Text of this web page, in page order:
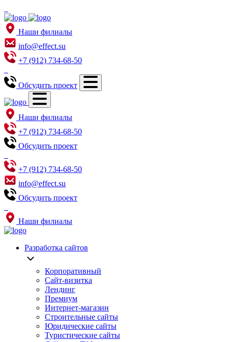
Наши филиалы
info@effect.su
+7 (912) 734-68-50
Обсудить проект
Наши филиалы
+7 (912) 734-68-50
Обсудить проект
+7 (912) 734-68-50
info@effect.su
Обсудить проект
Наши филиалы
Разработка сайтов
Корпоративный
Сайт-визитка
Лендинг
Премиум
Интернет-магазин
Строительные сайты
Юридические сайты
Туристические сайты